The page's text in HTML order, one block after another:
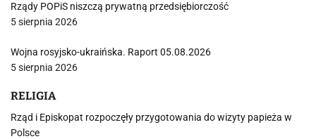
Rządy POPiS niszczą prywatną przedsiębiorczość
5 sierpnia 2026
Wojna rosyjsko-ukraińska. Raport 05.08.2026
5 sierpnia 2026
RELIGIA
Rząd i Episkopat rozpoczęły przygotowania do wizyty papieża w
Polsce